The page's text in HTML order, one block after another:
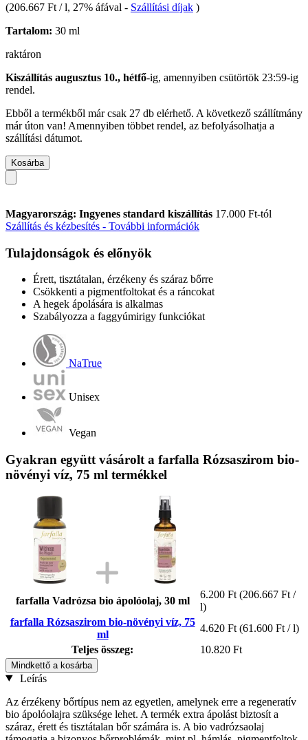
(206.667 Ft / l, 27% áfával - Szállítási díjak )
Tartalom: 30 ml
raktáron
Kiszállítás augusztus 10., hétfő-ig, amennyiben csütörtök 23:59-ig
rendel.
Ebből a termékből már csak 27 db elérhető. A következő szállítmány
már úton van! Amennyiben többet rendel, az befolyásolhatja a
szállítási dátumot.
Kosárba
Magyarország: Ingyenes standard kiszállítás 17.000 Ft-tól
Szállítás és kézbesítés - További információk
Tulajdonságok és előnyök
Érett, tisztátalan, érzékeny és száraz bőrre
Csökkenti a pigmentfoltokat és a ráncokat
A hegek ápolására is alkalmas
Szabályozza a faggyúmirigy funkciókat
NaTrue
Unisex
Vegan
Gyakran együtt vásárolt a farfalla Rózsaszirom bio-
növényi víz, 75 ml termékkel
farfalla Vadrózsa bio ápolóolaj, 30 ml
6.200 Ft (206.667 Ft /
l)
farfalla Rózsaszirom bio-növényi víz, 75
ml
4.620 Ft (61.600 Ft / l)
Teljes összeg:
10.820 Ft
Mindkettő a kosárba
Leírás
Az érzékeny bőrtípus nem az egyetlen, amelynek erre a regeneratív
bio ápolóolajra szüksége lehet. A termék extra ápolást biztosít a
száraz, érett és tisztátalan bőr számára is. A bio vadrózsaolaj